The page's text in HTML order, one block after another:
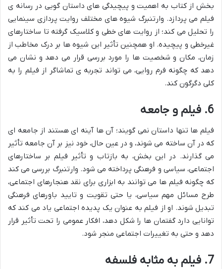
بخش از کتاب به اهمیت و پیچیدگی های داستان گویی در رسانه ی
فیلم می پردازد. وارتنبرگ شیوه های مختلف روایت پردازی سینمایی
را تحلیل می کند؛ از روایت های خطی و کلاسیک گرفته تا ساختارهای
غیرخطی و پیچیده. او همچنین تأثیر این شیوه ها بر درک مخاطب از
زمان، مکان و شخصیت ها را مورد بررسی قرار می دهد و نشان می
دهد که چگونه فرم روایی، می تواند تجربه ی تماشاگر از فیلم را به
کلی دگرگون کند.
6. فیلم و جامعه
فیلم ها تنها داستان نمی گویند؛ آن ها آینه ای هستند از جامعه ای
که در آن ساخته می شوند، و در عین حال، خود نیز بر آن جامعه تأثیر
می گذارند. در این بخش، به بازتاب و تأثیر فیلم بر ساختارهای
اجتماعی، سیاسی و فرهنگی پرداخته می شود. وارتنبرگ بررسی می کند
که چگونه فیلم ها می توانند به ابزاری برای نقد هنجارهای اجتماعی،
طرح مسائل مهم سیاسی، یا حتی تقویت و تایید باورهای فرهنگی
تبدیل شوند. او از فیلم به عنوان یک پدیده اجتماعی یاد می کند که
توانایی دارد گفتمان ها را شکل دهد، افکار عمومی را تحت تأثیر قرار
دهد و حتی به تغییرات اجتماعی منجر شود.
7. فیلم به مثابه فلسفه